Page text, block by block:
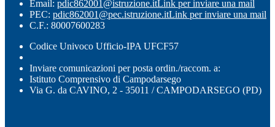
Email: pdic862001@istruzione.itLink per inviare una mail
PEC: pdic862001@pec.istruzione.itLink per inviare una mail
C.F.: 80007600283
Codice Univoco Ufficio-IPA UFCF57
Inviare comunicazioni per posta ordin./raccom. a:
Istituto Comprensivo di Campodarsego
Via G. da CAVINO, 2 - 35011 / CAMPODARSEGO (PD)